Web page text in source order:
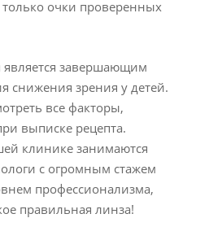
только очки проверенных
является завершающим
снижения зрения у детей.
все факторы,
выписке рецепта.
клинике занимаются
с огромным стажем
профессионализма,
правильная линза!